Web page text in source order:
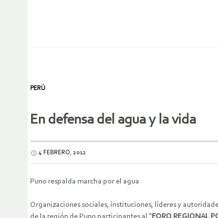
PERÚ
En defensa del agua y la vida
4 FEBRERO, 2012
Puno respalda marcha por el agua
Organizaciones sociales, instituciones, líderes y